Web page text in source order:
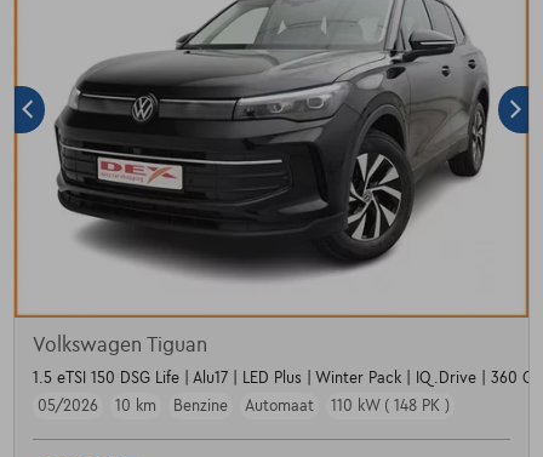
Volkswagen Tiguan
1.5 eTSI 150 DSG Life | Alu17 | LED Plus | Winter Pack | IQ.Drive | 360
05/2026
10 km Benzine Automaat 110 kW ( 148 PK )